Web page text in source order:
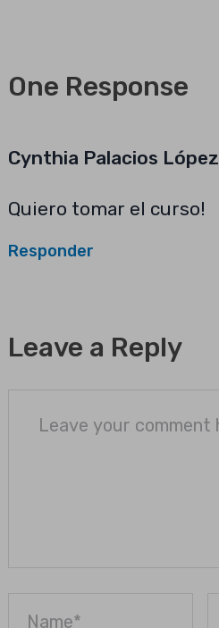
One Response
Cynthia Palacios López
Quiero tomar el curso!
Responder
Leave a Reply